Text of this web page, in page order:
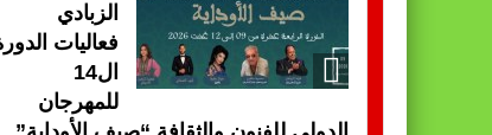
الزبادي
فعاليات
ال14
للمهرجان